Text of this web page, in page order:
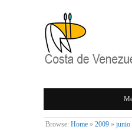
COSTA DE
Browse: Home » 2009 » junio